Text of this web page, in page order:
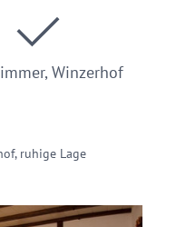
Winzerhof
ruhige Lage